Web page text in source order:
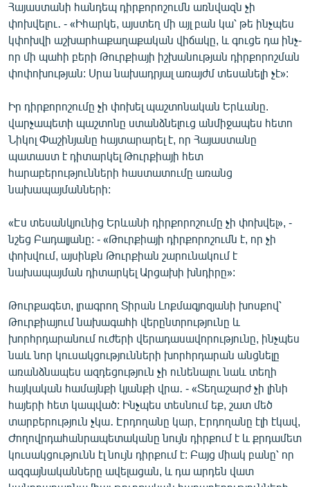
Հայաստանի հանդեպ դիրքորոշումն առնվազն չի
փոխվելու․ - «Իհարկե, այստեղ մի այլ բան կա՝ թե ինչպես
կփոխվի աշխարհաքաղաքական վիճակը, և գուցե դա ինչ-
որ մի պահի բերի Թուրքիայի իշխանության դիրքորոշման
փոփոխության: Սրա նախադրյալ առայժմ տեսանելի չէ»:
Իր դիրքորոշումը չի փոխել պաշտոնական Երևանը.
վարչապետի պաշտոնը ստանձնելուց անմիջապես հետո
Նիկոլ Փաշինյանը հայտարարել է, որ Հայաստանը
պատաստ է դիտարկել Թուրքիայի հետ
հարաբերությունների հաստատումը առանց
նախապայմանների:
«Էս տեսանկյունից Երևանի դիրքորոշումը չի փոխվել», -
նշեց Բադալյանը: - «Թուրքիայի դիրքորոշումն է, որ չի
փոխվում, այսինքն Թուրքիան շարունակում է
նախապայման դիտարկել Արցախի խնդիրը»:
Թուրքագետ, լրագրող Տիրան Լոքմագյոզյանի խոսքով՝
Թուրքիայում նախագահի վերընտրությունը և
խորհրդարանում ուժերի վերադասավորությունը, ինչպես
նաև նոր կուսակցությունների խորհրդարան անցնելը
առանձնապես ազդեցություն չի ունենալու նաև տեղի
հայկական համայնքի կյանքի վրա․ - «Տեղաշարժ չի լինի
հայերի հետ կապված: Ինչպես տեսնում եք, շատ մեծ
տարբերություն չկա․ Էրդողանը կար, Էրդողանը էլի էկավ,
Ժողովրդահանրապետականը նույն դիրքում է և քրդամետ
կուսակցությունն էլ նույն դիրքում է: Բայց միակ բանը՝ որ
ազգայնականները ավելացան, և դա արդեն վատ